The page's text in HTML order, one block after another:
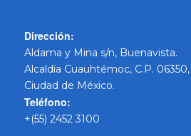
Dirección:
Aldama y Mina s/n, Buenavista.
Alcaldía Cuauhtémoc, C.P. 06350,
Ciudad de México.
Teléfono:
+(55) 2452 3100